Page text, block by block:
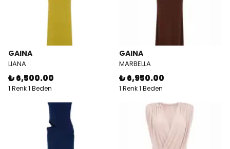
GAINA
LIANA
₺ 6,500.00
1 Renk 1 Beden
GAINA
MARBELLA
₺ 6,950.00
1 Renk 1 Beden